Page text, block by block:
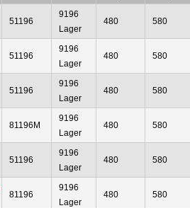
51196
9196
Lager
480 580
51196
9196
Lager
480 580
51196
9196
Lager
480 580
81196M
9196
Lager
480 580
51196
9196
Lager
480 580
81196
9196
Lager
480 580